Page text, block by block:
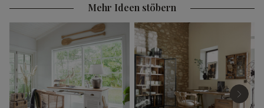
Mehr Ideen stöbern